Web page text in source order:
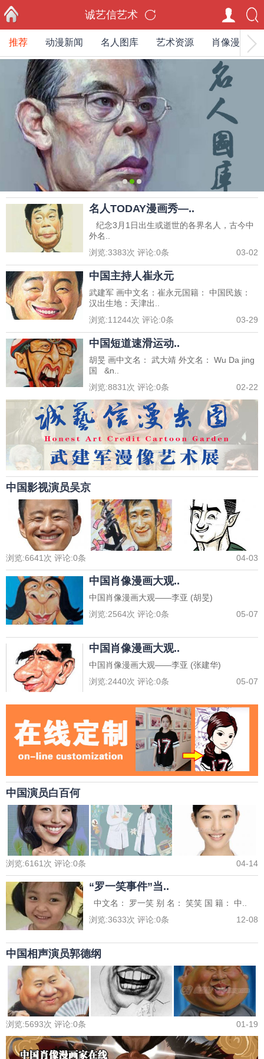
首页
诚艺信艺术
推荐 动漫新闻 名人图库 艺术资源 肖像漫画家
012
名人TODAY漫画秀—..
纪念3月1日出生或逝世的各界名人，古今中
外名..
浏览:3383次 评论:0条 03-02
中国主持人崔永元
武建军 画中文名：崔永元国籍： 中国民族：
汉出生地：天津出..
浏览:11244次 评论:0条 03-29
中国短道速滑运动..
胡旻 画中文名： 武大靖 外文名： Wu Da jing
国 &n..
浏览:8831 次 评论:0条 02-22
中国影视演员吴京
浏览:6641次 评论:0条 04-03
中国肖像漫画大观..
中国肖像漫画大观——李亚 (胡旻)
浏览:2564次 评论:0条 05-07
中国肖像漫画大观..
中国肖像漫画大观——李亚 (张建华)
浏览:2440次 评论:0条 05-07
中国演员白百何
浏览:6161 次 评论:0条 04-14
“罗一笑事件”当..
中文名： 罗一笑 别 名： 笑笑 国 籍： 中..
浏览:3633次 评论:0条 12-08
中国相声演员郭德纲
浏览:5693次 评论:0条 01-19